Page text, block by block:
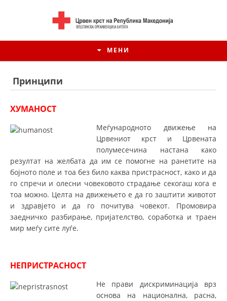
МЕНИ
ИСТОРИЈАТ НА ДВИЖЕЊЕТО
СТРУКТУРА НА ОРГАНИЗАЦИЈАТА
ЧЛЕНСТВО ВО ПРОФЕСИОНАЛНИ ТЕЛА
Принципи
ХУМАНОСТ
Меѓународното движење на
Црвениот крст и Црвената
полумесечина настана како
резултат на желбата да им се помогне на ранетите на
бојното поле и тоа без било каква пристрасност, како и да
го спречи и олесни човековото страдање секогаш кога е
тоа можно. Целта на движењето е да го заштити животот
и здравјето и да го почитува човекот. Промовира
заедничко разбирање, пријателство, соработка и траен
мир меѓу сите луѓе.
НЕПРИСТРАСНОСТ
Не прави дискриминација врз
основа на национална, расна,